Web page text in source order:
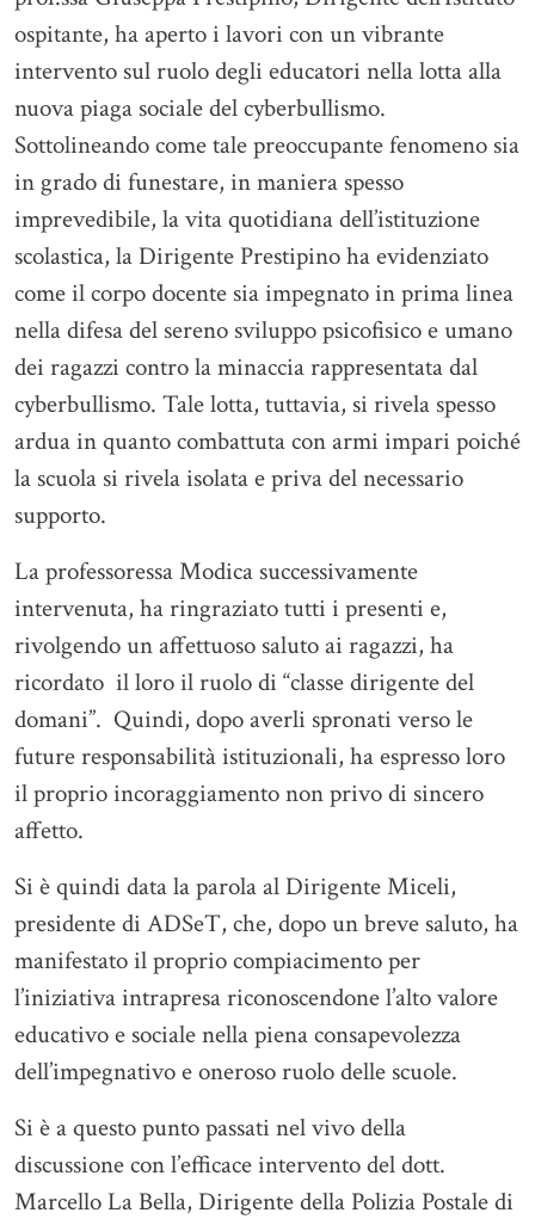
ospitante, ha aperto i lavori con un vibrante
intervento sul ruolo degli educatori nella lotta alla
nuova piaga sociale del cyberbullismo.
Sottolineando come tale preoccupante fenomeno sia
in grado di funestare, in maniera spesso
imprevedibile, la vita quotidiana dell’istituzione
scolastica, la Dirigente Prestipino ha evidenziato
come il corpo docente sia impegnato in prima linea
nella difesa del sereno sviluppo psicofisico e umano
dei ragazzi contro la minaccia rappresentata dal
cyberbullismo. Tale lotta, tuttavia, si rivela spesso
ardua in quanto combattuta con armi impari poiché
la scuola si rivela isolata e priva del necessario
supporto.
La professoressa Modica successivamente
intervenuta, ha ringraziato tutti i presenti e,
rivolgendo un affettuoso saluto ai ragazzi, ha
ricordato il loro il ruolo di “classe dirigente del
domani”. Quindi, dopo averli spronati verso le
future responsabilità istituzionali, ha espresso loro
il proprio incoraggiamento non privo di sincero
affetto.
Si è quindi data la parola al Dirigente Miceli,
presidente di ADSeT, che, dopo un breve saluto, ha
manifestato il proprio compiacimento per
l’iniziativa intrapresa riconoscendone l’alto valore
educativo e sociale nella piena consapevolezza
dell’impegnativo e oneroso ruolo delle scuole.
Si è a questo punto passati nel vivo della
discussione con l’efficace intervento del dott.
Marcello La Bella, Dirigente della Polizia Postale di